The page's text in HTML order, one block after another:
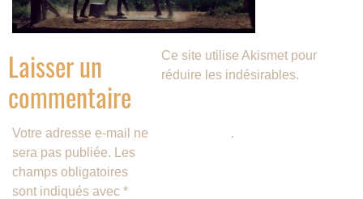
Laisser un
commentaire
Votre adresse e-mail ne
sera pas publiée.
Les
champs obligatoires
sont indiqués avec *
Ce site utilise Akismet pour
réduire les indésirables.
.